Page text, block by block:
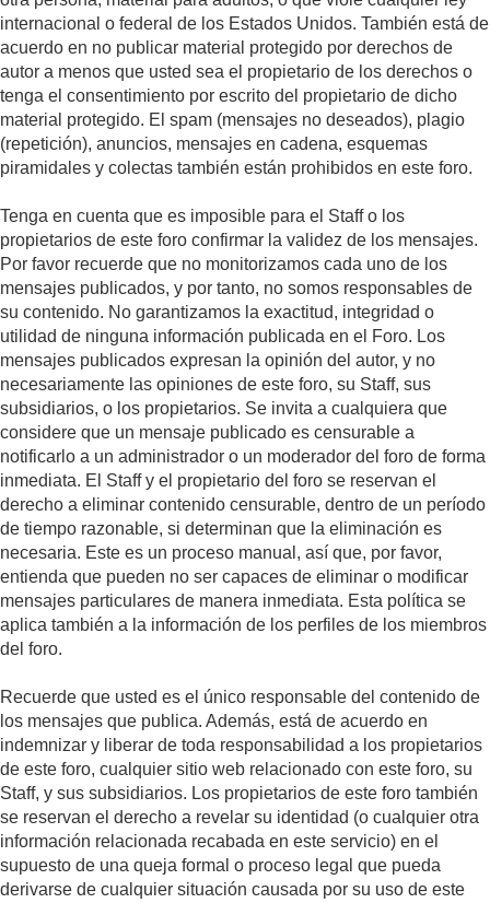
internacional o federal de los Estados Unidos. También está de
acuerdo en no publicar material protegido por derechos de
autor a menos que usted sea el propietario de los derechos o
tenga el consentimiento por escrito del propietario de dicho
material protegido. El spam (mensajes no deseados), plagio
(repetición), anuncios, mensajes en cadena, esquemas
piramidales y colectas también están prohibidos en este foro.
Tenga en cuenta que es imposible para el Staff o los
propietarios de este foro confirmar la validez de los mensajes.
Por favor recuerde que no monitorizamos cada uno de los
mensajes publicados, y por tanto, no somos responsables de
su contenido. No garantizamos la exactitud, integridad o
utilidad de ninguna información publicada en el Foro. Los
mensajes publicados expresan la opinión del autor, y no
necesariamente las opiniones de este foro, su Staff, sus
subsidiarios, o los propietarios. Se invita a cualquiera que
considere que un mensaje publicado es censurable a
notificarlo a un administrador o un moderador del foro de forma
inmediata. El Staff y el propietario del foro se reservan el
derecho a eliminar contenido censurable, dentro de un período
de tiempo razonable, si determinan que la eliminación es
necesaria. Este es un proceso manual, así que, por favor,
entienda que pueden no ser capaces de eliminar o modificar
mensajes particulares de manera inmediata. Esta política se
aplica también a la información de los perfiles de los miembros
del foro.
Recuerde que usted es el único responsable del contenido de
los mensajes que publica. Además, está de acuerdo en
indemnizar y liberar de toda responsabilidad a los propietarios
de este foro, cualquier sitio web relacionado con este foro, su
Staff, y sus subsidiarios. Los propietarios de este foro también
se reservan el derecho a revelar su identidad (o cualquier otra
información relacionada recabada en este servicio) en el
supuesto de una queja formal o proceso legal que pueda
derivarse de cualquier situación causada por su uso de este